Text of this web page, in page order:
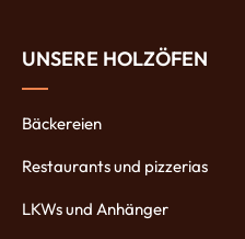
UNSERE HOLZÖFEN
Bäckereien
Restaurants und pizzerias
LKWs und Anhänger